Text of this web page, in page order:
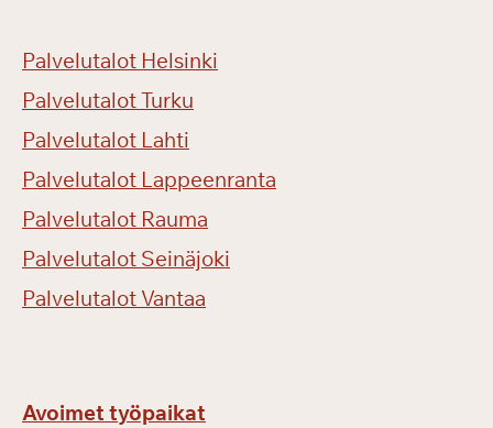
Palvelutalot Helsinki
Palvelutalot Turku
Palvelutalot Lahti
Palvelutalot Lappeenranta
Palvelutalot Rauma
Palvelutalot Seinäjoki
Palvelutalot Vantaa
Avoimet työpaikat